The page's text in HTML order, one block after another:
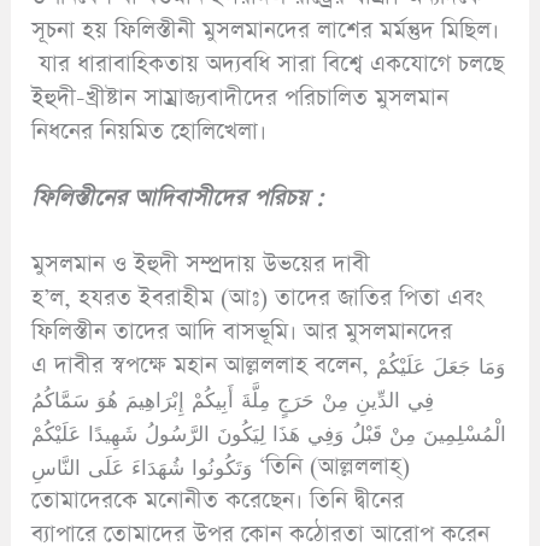
সূচনা হয় ফিলিস্তীনী মুসলমানদের লাশের মর্মন্তুদ মিছিল।
যার ধারাবাহিকতায় অদ্যবধি সারা বিশ্বে একযোগে চলছে
ইহুদী-খ্রীষ্টান সাম্রাজ্যবাদীদের পরিচালিত মুসলমান
নিধনের নিয়মিত হোলিখেলা।
ফিলিস্তীনেরআদিবাসীদের পরিচয় :
মুসলমান ও ইহুদী সম্প্রদায় উভয়ের দাবী
হ’ল, হযরত ইবরাহীম (আঃ) তাদের জাতির পিতা এবং
ফিলিস্তীন তাদের আদি বাসভূমি। আর মুসলমানদের
এ দাবীর স্বপক্ষে মহান আল্লললাহ বলেন, وَمَا جَعَلَ عَلَيْكُمْ
فِي الدِّينِ مِنْ حَرَجٍ مِلَّةَ أَبِيكُمْ إِبْرَاهِيمَ هُوَ سَمَّاكُمُ
الْمُسْلِمِينَ مِنْ قَبْلُ وَفِي هَذَا لِيَكُونَ الرَّسُولُ شَهِيدًا عَلَيْكُمْ
وَتَكُونُوا شُهَدَاءَ عَلَى النَّاسِ ‘তিনি (আল্লললাহ্)
তোমাদেরকে মনোনীত করেছেন। তিনি দ্বীনের
ব্যাপারে তোমাদের উপর কোন কঠোরতা আরোপ করেন